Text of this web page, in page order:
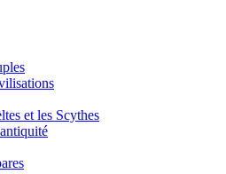
et les Scythes